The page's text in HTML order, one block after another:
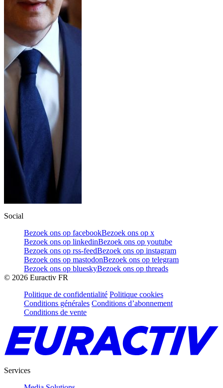
Social
Bezoek ons op facebookBezoek ons op x
Bezoek ons op linkedinBezoek ons op youtube
Bezoek ons op rss-feedBezoek ons op instagram
Bezoek ons op mastodonBezoek ons op telegram
Bezoek ons op blueskyBezoek ons op threads
© 2026 Euractiv FR
Politique de confidentialité Politique cookies
Conditions générales Conditions d’abonnement
Conditions de vente
Services